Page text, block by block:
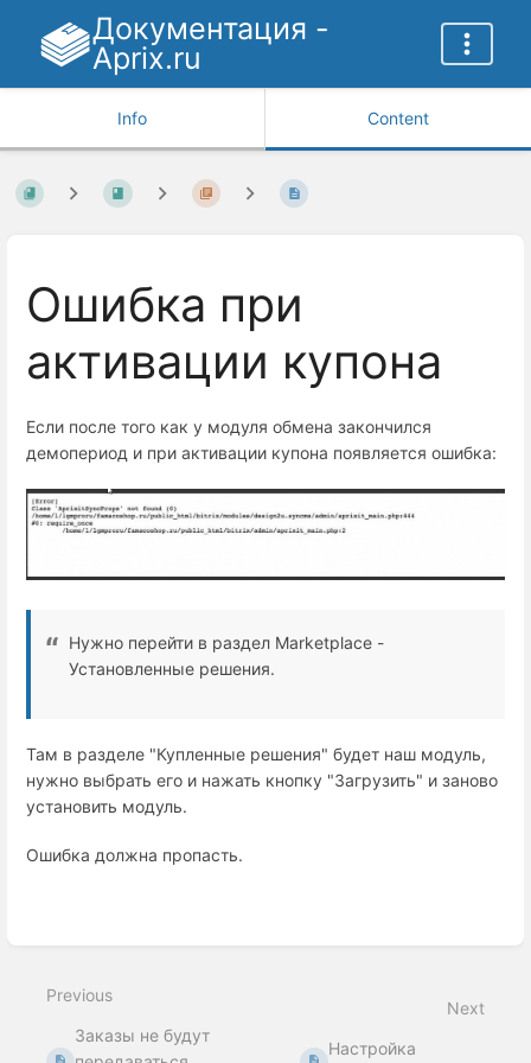
Документация -
Aprix.ru
Info Content
Ошибка при
активации купона
Если после того как у модуля обмена закончился
демопериод и при активации купона появляется ошибка:
Нужно перейти в раздел Marketplace -
Установленные решения.
Там в разделе "Купленные решения" будет наш модуль,
нужно выбрать его и нажать кнопку "Загрузить" и заново
установить модуль.
Ошибка должна пропасть.
select
Previous
Заказы не будут
Next
Настройка